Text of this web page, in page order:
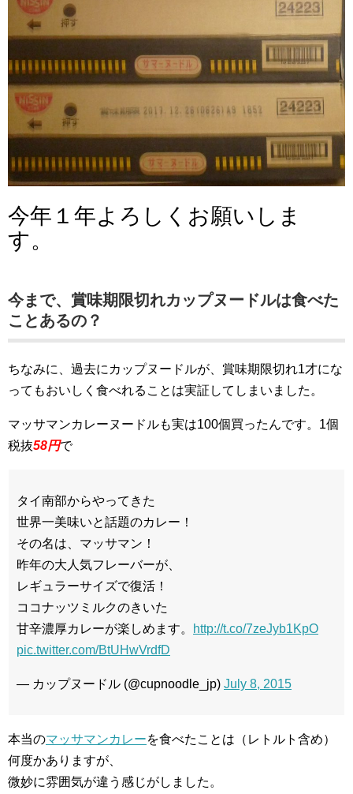
今年１年よろしくお願いしま
す。
今まで、賞味期限切れカップヌードルは食べた
ことあるの？
ちなみに、過去にカップヌードルが、賞味期限切れ1才にな
ってもおいしく食べれることは実証してしまいました。
マッサマンカレーヌードルも実は100個買ったんです。1個
税抜58円で
タイ南部からやってきた
世界一美味いと話題のカレー！
その名は、マッサマン！
昨年の大人気フレーバーが、
レギュラーサイズで復活！
ココナッツミルクのきいた
甘辛濃厚カレーが楽しめます。
http://t.co/7zeJyb1KpO
pic.twitter.com/BtUHwVrdfD
— カップヌードル (@cupnoodle_jp) July 8, 2015
本当のマッサマンカレーを食べたことは（レトルト含め）
何度かありますが、
微妙に雰囲気が違う感じがしました。